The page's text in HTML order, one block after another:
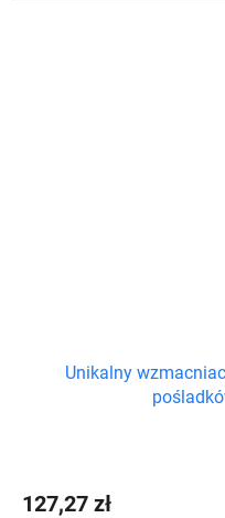
Unikalny
127,27 zł